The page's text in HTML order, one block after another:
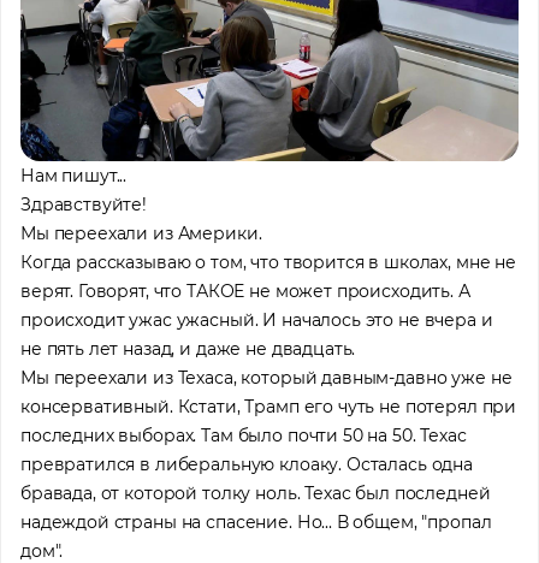
Нам пишут...
Здравствуйте!
Мы переехали из Америки.
Когда рассказываю о том, что творится в школах, мне не
верят. Говорят, что ТАКОЕ не может происходить. А
происходит ужас ужасный. И началось это не вчера и
не пять лет назад, и даже не двадцать.
Мы переехали из Техаса, который давным-давно уже не
консервативный. Кстати, Трамп его чуть не потерял при
последних выборах. Там было почти 50 на 50. Техас
превратился в либеральную клоаку. Осталась одна
бравада, от которой толку ноль. Техас был последней
надеждой страны на спасение. Но... В общем, "пропал
дом".